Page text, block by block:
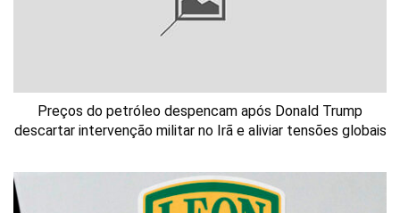
Preços do petróleo despencam após Donald Trump
descartar intervenção militar no Irã e aliviar tensões globais